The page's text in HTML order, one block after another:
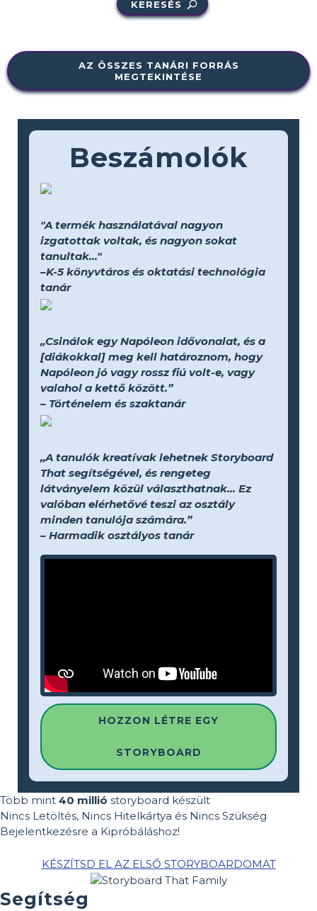
KERESÉS
AZ ÖSSZES TANÁRI FORRÁS
MEGTEKINTÉSE
Beszámolók
"A termék használatával nagyon
izgatottak voltak, és nagyon sokat
tanultak..."
–K-5 könyvtáros és oktatási technológia
tanár
„Csinálok egy Napóleon idővonalat, és a
[diákokkal] meg kell határoznom, hogy
Napóleon jó vagy rossz fiú volt-e, vagy
valahol a kettő között.”
– Történelem és szaktanár
„A tanulók kreatívak lehetnek Storyboard
That segítségével, és rengeteg
látványelem közül választhatnak... Ez
valóban elérhetővé teszi az osztály
minden tanulója számára.”
– Harmadik osztályos tanár
HOZZON LÉTRE EGY
STORYBOARD
Több mint 40 millió storyboard készült
Nincs Letöltés, Nincs Hitelkártya és Nincs Szükség
Bejelentkezésre a Kipróbáláshoz!
KÉSZÍTSD EL AZ ELSŐ STORYBOARDOMAT
Segítség